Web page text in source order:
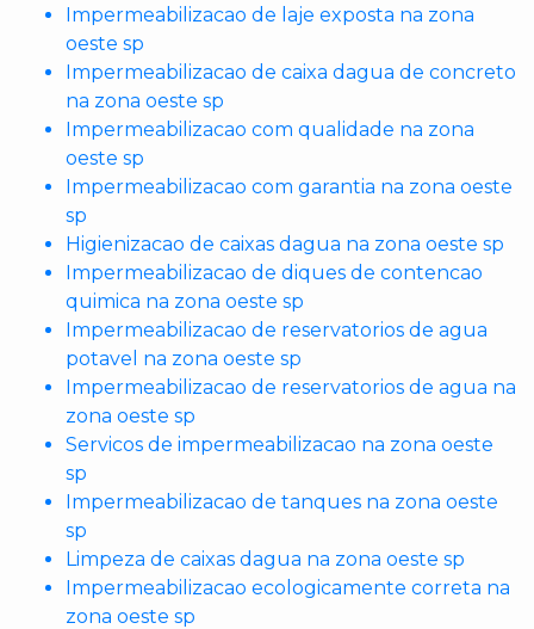
Impermeabilizacao de laje exposta na zona
oeste sp
Impermeabilizacao de caixa dagua de concreto
na zona oeste sp
Impermeabilizacao com qualidade na zona
oeste sp
Impermeabilizacao com garantia na zona oeste
sp
Higienizacao de caixas dagua na zona oeste sp
Impermeabilizacao de diques de contencao
quimica na zona oeste sp
Impermeabilizacao de reservatorios de agua
potavel na zona oeste sp
Impermeabilizacao de reservatorios de agua na
zona oeste sp
Servicos de impermeabilizacao na zona oeste
sp
Impermeabilizacao de tanques na zona oeste
sp
Limpeza de caixas dagua na zona oeste sp
Impermeabilizacao ecologicamente correta na
zona oeste sp